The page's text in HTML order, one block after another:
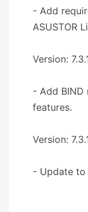
- Add
ASUSTOR
Version:
- Add
features.
Version:
- Update to